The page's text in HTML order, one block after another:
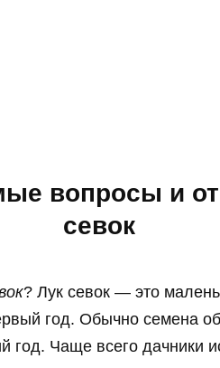
вопросы и
севок
? Лук севок — это
год. Обычно семена
год. Чаще всего дачники